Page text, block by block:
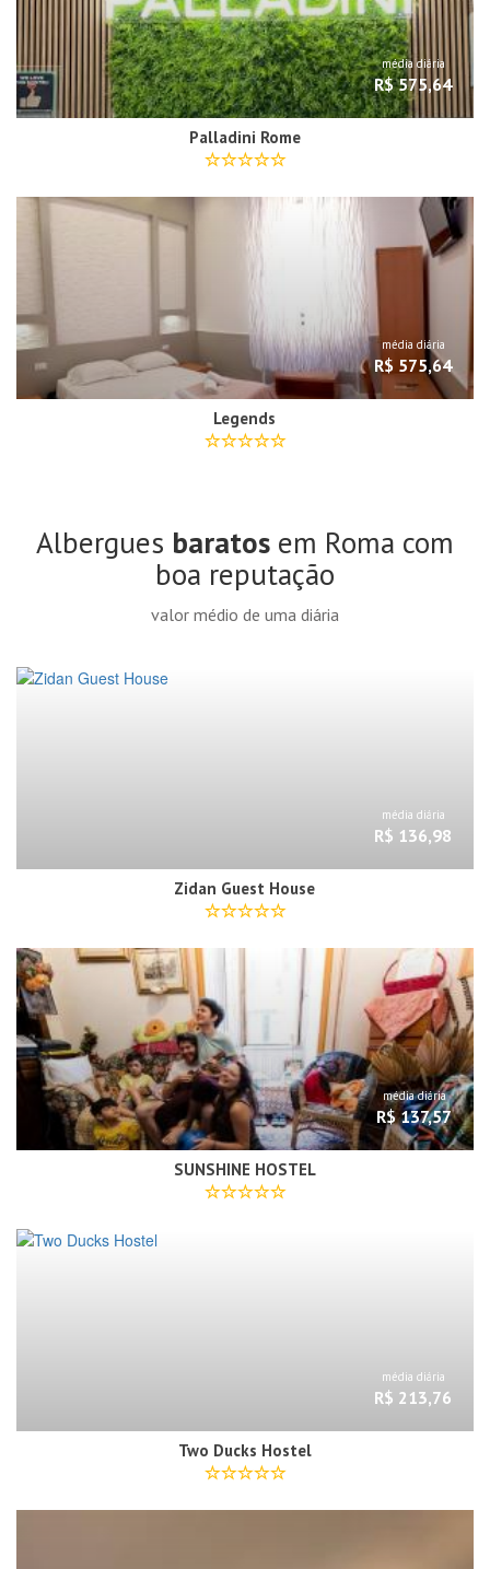
média diária
R$ 575,64
Palladini Rome
média diária
R$ 575,64
Legends
Albergues baratos em Roma com
boa reputação
valor médio de uma diária
média diária
R$ 136,98
Zidan Guest House
média diária
R$ 137,57
SUNSHINE HOSTEL
média diária
R$ 213,76
Two Ducks Hostel